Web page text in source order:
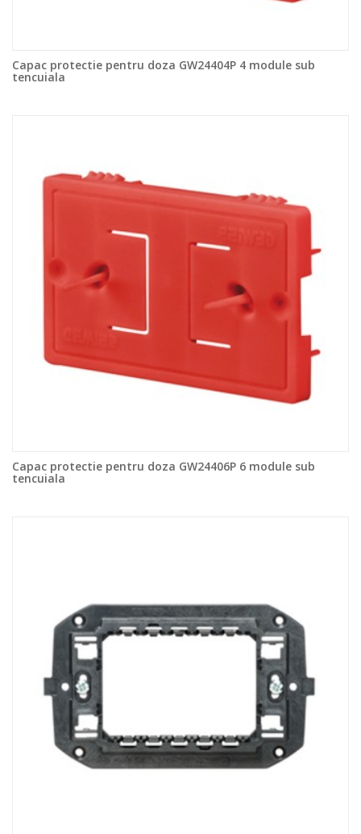
Capac protectie pentru doza GW24404P 4 module sub
tencuiala
Capac protectie pentru doza GW24406P 6 module sub
tencuiala